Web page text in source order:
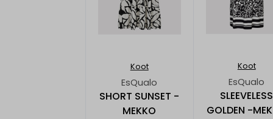
Koot
EsQualo
SHORT SUNSET -
MEKKO
Koot
EsQualo
SLEEVELESS
GOLDEN -